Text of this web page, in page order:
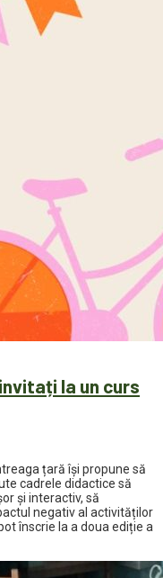
la un curs
țară își propune să
cadrele didactice să
și interactiv, să
negativ al activităților
înscrie la a doua ediție a